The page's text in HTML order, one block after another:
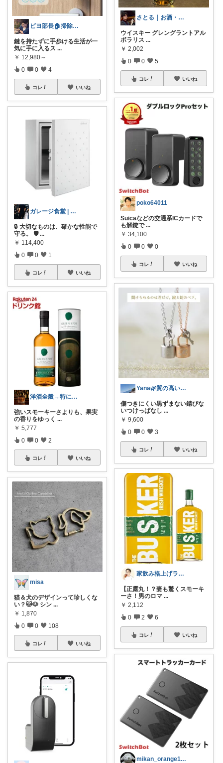
ピヨ部長🏠掃除好きパパの賢いリフォーム
鍵を持たずに手歩ける生活が一
気に手に入るス ...
￥ 12,980～
0 0 4
コレ いいね
ガレージ食堂 | 開業準備中
🔒 大切なものは、確かな性能で
守る。 🛡️ ...
￥ 114,400
0 0 1
コレ いいね
洋酒全般→特にシングルモルト好き
強いスモーキーさよりも、果実
の香りをゆっく ...
￥ 5,777
0 0 2
コレ いいね
misa
猫＆犬のデザインって珍しくな
い？🐱🐶 シン ...
￥ 1,870
0 0 108
コレ いいね
さとる｜お酒・おつまみ
ウイスキー グレングラントアル
ボラリス ...
￥ 2,002
0 0 5
コレ いいね
poko64011
Suicaなどの交通系ICカードで
も解錠で ...
￥ 34,100
0 0 0
コレ いいね
Yana🌿質の高い暮らしのROOM
傷つきにくい黒ずまない錆びな
いつけっぱなし ...
￥ 9,600
0 0 3
コレ いいね
家飲み格上げラボ🍻酒・つまみ・グラス
【正露丸！？妻も驚くスモーキ
ーさ！男のロマ ...
￥ 2,112
0 2 6
コレ いいね
mikan_orange1113